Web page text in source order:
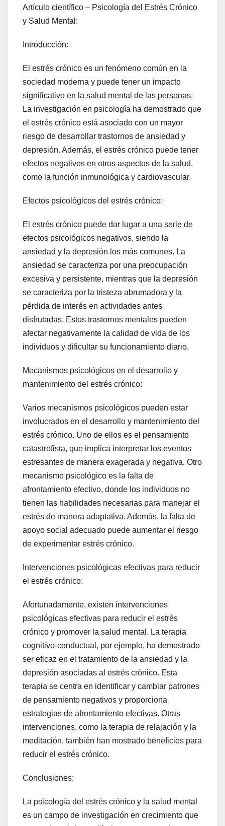
Artículo científico – Psicología del Estrés Crónico
y Salud Mental:
Introducción:
El estrés crónico es un fenómeno común en la
sociedad moderna y puede tener un impacto
significativo en la salud mental de las personas.
La investigación en psicología ha demostrado que
el estrés crónico está asociado con un mayor
riesgo de desarrollar trastornos de ansiedad y
depresión. Además, el estrés crónico puede tener
efectos negativos en otros aspectos de la salud,
como la función inmunológica y cardiovascular.
Efectos psicológicos del estrés crónico:
El estrés crónico puede dar lugar a una serie de
efectos psicológicos negativos, siendo la
ansiedad y la depresión los más comunes. La
ansiedad se caracteriza por una preocupación
excesiva y persistente, mientras que la depresión
se caracteriza por la tristeza abrumadora y la
pérdida de interés en actividades antes
disfrutadas. Estos trastornos mentales pueden
afectar negativamente la calidad de vida de los
individuos y dificultar su funcionamiento diario.
Mecanismos psicológicos en el desarrollo y
mantenimiento del estrés crónico:
Varios mecanismos psicológicos pueden estar
involucrados en el desarrollo y mantenimiento del
estrés crónico. Uno de ellos es el pensamiento
catastrofista, que implica interpretar los eventos
estresantes de manera exagerada y negativa. Otro
mecanismo psicológico es la falta de
afrontamiento efectivo, donde los individuos no
tienen las habilidades necesarias para manejar el
estrés de manera adaptativa. Además, la falta de
apoyo social adecuado puede aumentar el riesgo
de experimentar estrés crónico.
Intervenciones psicológicas efectivas para reducir
el estrés crónico:
Afortunadamente, existen intervenciones
psicológicas efectivas para reducir el estrés
crónico y promover la salud mental. La terapia
cognitivo-conductual, por ejemplo, ha demostrado
ser eficaz en el tratamiento de la ansiedad y la
depresión asociadas al estrés crónico. Esta
terapia se centra en identificar y cambiar patrones
de pensamiento negativos y proporciona
estrategias de afrontamiento efectivas. Otras
intervenciones, como la terapia de relajación y la
meditación, también han mostrado beneficios para
reducir el estrés crónico.
Conclusiones:
La psicología del estrés crónico y la salud mental
es un campo de investigación en crecimiento que